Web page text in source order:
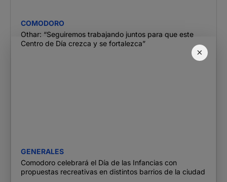
×
COMODORO
Othar: “Seguiremos trabajando juntos para que este
Centro de Día crezca y se fortalezca”
GENERALES
Comodoro celebrará el Día de las Infancias con
propuestas recreativas en distintos barrios de la ciudad